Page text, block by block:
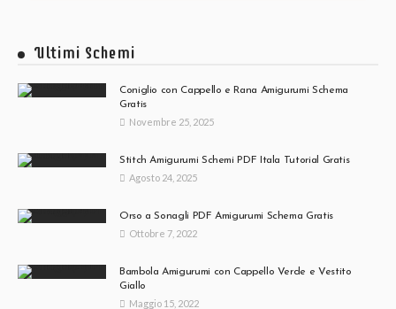
Ultimi Schemi
Coniglio con Cappello e Rana Amigurumi Schema
Gratis
Novembre 25, 2025
Stitch Amigurumi Schemi PDF Itala Tutorial Gratis
Agosto 24, 2025
Orso a Sonagli PDF Amigurumi Schema Gratis
Ottobre 7, 2022
Bambola Amigurumi con Cappello Verde e Vestito
Giallo
Maggio 15, 2022